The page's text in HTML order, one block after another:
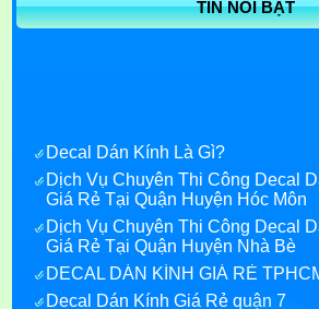
TIN NỔI BẬT
Dịch Vụ Chuyên Thi Công Decal
Giá Rẻ Tại Quận Huyện Hóc Môn
Dịch Vụ Chuyên Thi Công Decal
Giá Rẻ Tại Quận Huyện Nhà Bè
DECAL DÁN KÍNH GIÁ RẺ
Decal Dán Kính Giá Rẻ quận 7
Decal dán kính quận 1